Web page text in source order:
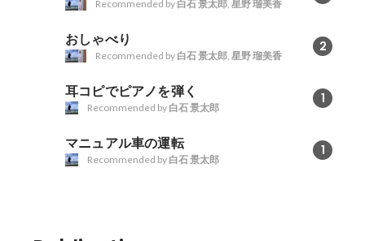
Recommended by 白石 景太郎 星野 瑠美香
おしゃべり 2
Recommended by 白石 景太郎 星野 瑠美香
耳コピでピアノを弾く 1
Recommended by 白石 景太郎
マニュアル車の運転 1
Recommended by 白石 景太郎